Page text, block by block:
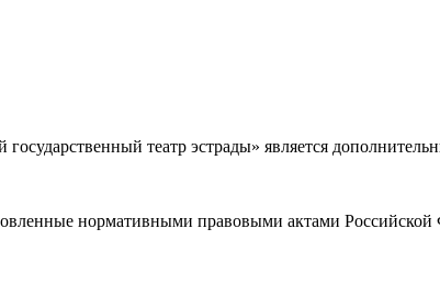
, принимаю её, и даю своё согласие на обработку своих персональных данных (фамилии, имени, адреса электронной
театр эстрады» является
нормативными правовыми актами